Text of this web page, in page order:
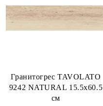
Гранитогрес TAVOLATO
9242 NATURAL 15.5x60.5
см